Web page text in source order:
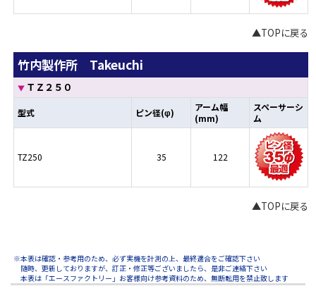
▲TOPに戻る
竹内製作所 Takeuchi
▼ ＴＺ２５０
型式 ピン径(φ)
アーム幅
(mm)
スペーサーシ
ム
TZ250 35 122
▲TOPに戻る
※本表は確認・参考用のため、必ず実機を計測の上、最終適合をご確認下さい
随時、更新しておりますが、訂正・修正等ございましたら、是非ご連絡下さい
本表は「エースファクトリー」お客様向け参考資料のため、無断転用を禁止致します